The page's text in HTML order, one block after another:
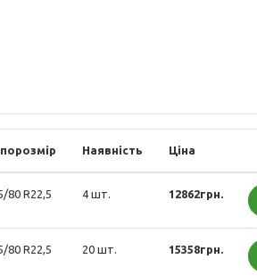
Наявність Ціна
80 R22,5 4 шт. 12862грн.
80 R22,5 20 шт. 15358грн.